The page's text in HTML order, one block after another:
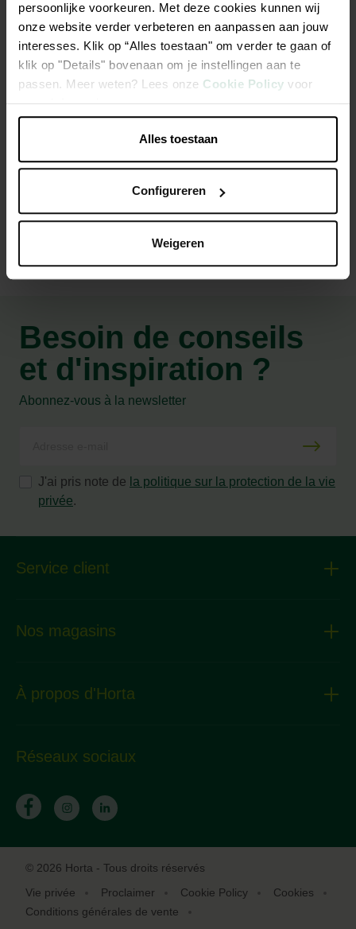
persoonlijke voorkeuren. Met deze cookies kunnen wij
onze website verder verbeteren en aanpassen aan jouw
interesses. Klik op “Alles toestaan" om verder te gaan of
klik op "Details" bovenaan om je instellingen aan te
passen. Meer weten? Lees onze Cookie Policy voor
meer informatie.
Alles toestaan
Configureren
Weigeren
Un beau mélange très varié: fibres, herbes, légumes et
fruits
Enrichi de tous les nutriments nécessaires pour une
condition optimale
Aliment appétissant, riche en fibres, pour une bonne
ingestion et digestion; sans granulés pressés
Besoin de conseils
et d'inspiration ?
Abonnez-vous à la newsletter
J'ai pris note de la politique sur la protection de la vie
privée.
Service client
Nos magasins
À propos d'Horta
Réseaux sociaux
© 2026 Horta - Tous droits réservés
Vie privée
Proclaimer Cookie Policy
Cookies
Conditions générales de vente